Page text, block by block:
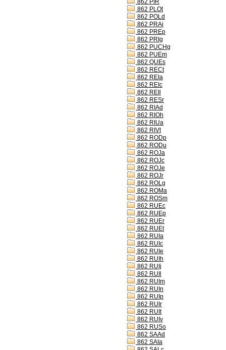
862 PIR
862 PLOt
862 POLd
862 PRAi
862 PREp
862 PRIg
862 PUCHg
862 PUEm
862 QUEs
862 RECt
862 REIa
862 REIc
862 REIl
862 RESr
862 RIAd
862 RIOh
862 RIUa
862 RIVt
862 RODp
862 RODu
862 ROJa
862 ROJc
862 ROJe
862 ROJr
862 ROLg
862 ROMa
862 ROSm
862 RUEc
862 RUEp
862 RUEr
862 RUEt
862 RUIa
862 RUIc
862 RUIe
862 RUIh
862 RUIj
862 RUIl
862 RUIm
862 RUIn
862 RUIp
862 RUIr
862 RUIt
862 RUIv
862 RUSo
862 SAAd
862 SAIa